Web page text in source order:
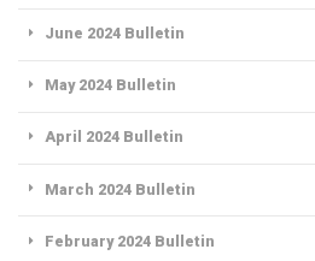
June 2024 Bulletin
May 2024 Bulletin
April 2024 Bulletin
March 2024 Bulletin
February 2024 Bulletin